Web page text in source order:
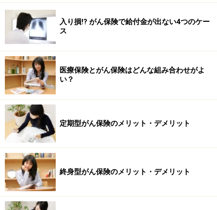
入り損!? がん保険で給付金が出ない4つのケー
ス
医療保険とがん保険はどんな組み合わせがよ
い？
定期型がん保険のメリット・デメリット
終身型がん保険のメリット・デメリット